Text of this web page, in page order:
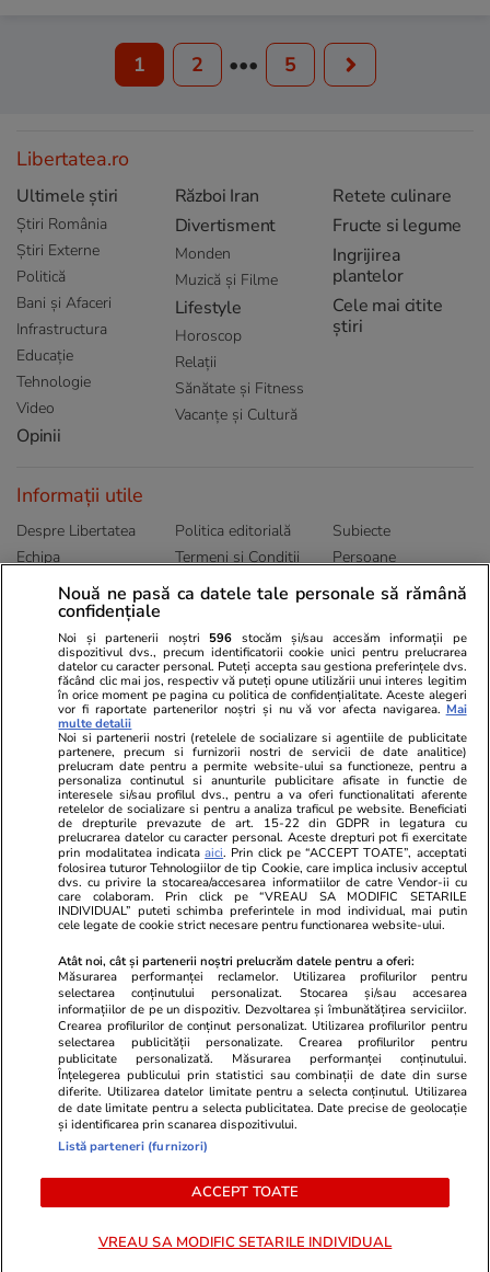
1 2 ••• 5
Libertatea.ro
Ultimele știri
Știri România
Știri Externe
Politică
Bani și Afaceri
Infrastructura
Educație
Tehnologie
Video
Opinii
Război Iran
Divertisment
Monden
Muzică și Filme
Lifestyle
Horoscop
Relații
Sănătate și Fitness
Vacanțe și Cultură
Retete culinare
Fructe si legume
Ingrijirea
plantelor
Cele mai citite
știri
Informații utile
Despre Libertatea
Echipa
Publicitate
Politica de
Politica editorială
Termeni și Conditii
Abonamente
Subiecte
Persoane
Sitemap
Ringier România
Libertatea pentru
Unica.ro
Program TV
Avantaje
ELLE
Gazeta Sporturilor
Stiri mondene
Calculator sarcina
Ajută Copiii
Locuri de muncă
Imobiliare.ro
Jobradar24
Imoradar24
Colecții Libertatea
Pariază responsabil! Decizia ONJN nr. 821/25.09.2025.
Jocurile de noroc sunt interzise minorilor.
© 2026 Ringier Romania. Toate drepturile rezervate
Actualizare preferințe cookies
Nouă ne pasă ca datele tale personale să rămână
confidențiale
Noi și partenerii noștri 596 stocăm și/sau accesăm informații pe
dispozitivul dvs., precum identificatorii cookie unici pentru prelucrarea
datelor cu caracter personal. Puteți accepta sau gestiona preferințele dvs.
făcând clic mai jos, respectiv vă puteți opune utilizării unui interes legitim
în orice moment pe pagina cu politica de confidențialitate. Aceste alegeri
vor fi raportate partenerilor noștri și nu vă vor afecta navigarea. Mai
multe detalii
Noi si partenerii nostri (retelele de socializare si agentiile de publicitate
partenere, precum si furnizorii nostri de servicii de date analitice)
prelucram date pentru a permite website-ului sa functioneze, pentru a
personaliza continutul si anunturile publicitare afisate in functie de
interesele si/sau profilul dvs., pentru a va oferi functionalitati aferente
retelelor de socializare si pentru a analiza traficul pe website. Beneficiati
de drepturile prevazute de art. 15-22 din GDPR in legatura cu
prelucrarea datelor cu caracter personal. Aceste drepturi pot fi exercitate
prin modalitatea indicataaici. Prin click pe “ACCEPT TOATE”, acceptati
folosirea tuturor Tehnologiilor de tip Cookie, care implica inclusiv acceptul
dvs. cu privire la stocarea/accesarea informatiilor de catre Vendor-ii cu
care colaboram. Prin click pe “VREAU SA MODIFIC SETARILE
INDIVIDUAL” puteti schimba preferintele in mod individual, mai putin
cele legate de cookie strict necesare pentru functionarea website-ului.
Atât noi, cât și partenerii noștri prelucrăm datele pentru a oferi:
Măsurarea performanței reclamelor. Utilizarea profilurilor pentru
selectarea conținutului personalizat. Stocarea și/sau accesarea
informațiilor de pe un dispozitiv. Dezvoltarea și îmbunătățirea serviciilor.
Crearea profilurilor de conținut personalizat. Utilizarea profilurilor pentru
selectarea publicității personalizate. Crearea profilurilor pentru
publicitate personalizată. Măsurarea performanței conținutului.
Înțelegerea publicului prin statistici sau combinații de date din surse
diferite. Utilizarea datelor limitate pentru a selecta conținutul. Utilizarea
de date limitate pentru a selecta publicitatea. Date precise de geolocație
și identificarea prin scanarea dispozitivului.
Listă parteneri (furnizori)
ACCEPT TOATE
VREAU SA MODIFIC SETARILE INDIVIDUAL